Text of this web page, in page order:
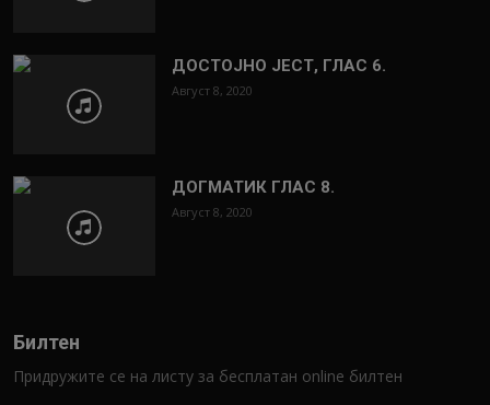
ДОСТОЈНО ЈЕСТ, ГЛАС 6.
Август 8, 2020
ДОГМАТИК ГЛАС 8.
Август 8, 2020
Билтен
Придружите се на листу за бесплатан online билтен